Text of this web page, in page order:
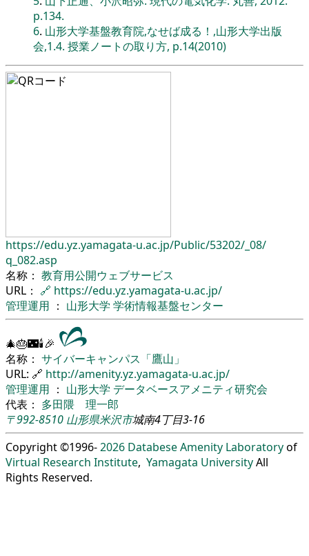
p.134.
6. 山形大学基盤教育院,なせば成る！,山形大学出版
会,1.4. 授業ノートの取り方, p.14(2010)
https://edu.yz.yamagata-u.ac.jp/Public/53202/ _08/
q_082.asp
名称： 教育用公開ウェブサービス
URL： 🔗 https://edu.yz.yamagata-u.ac.jp/
管理運用 ： 山形大学 学術情報基盤センター
🎄🎂🌃🕯🎉
名称： サイバーキャンパス「鷹山」
URL: 🔗 http://amenity.yz.yamagata-u.ac.jp/
管理運用 ： 山形大学 データベースアメニティ研究会
代表： 多田隈 理一郎
〒992-8510 山形県米沢市城南4丁目3-16
Copyright ©1996-2026 Databese Amenity Laboratoryof
Virtual Research Institute, Yamagata UniversityAll
Rights Reserved.